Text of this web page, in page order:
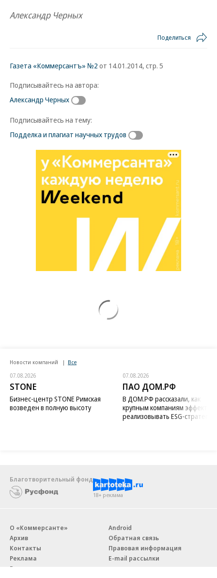
Александр Черных
Поделиться
Газета «Коммерсантъ» №2 от 14.01.2014, стр. 5
Подписывайтесь на автора:
Александр Черных
Подписывайтесь на тему:
Подделка и плагиат научных трудов
Новости компаний Все
07.08.2026
STONE
Бизнес-центр STONE Римская
возведен в полную высоту
07.08.2026
ПАО ДОМ.РФ
В ДОМ.РФ рассказали, как
крупным компаниям
реализовывать ESG-стратегию
Благотворительный фонд
18+ реклама
О «Коммерсанте»
Архив
Контакты
Реклама
Вакансии
Android
Обратная связь
Правовая информация
E-mail рассылки